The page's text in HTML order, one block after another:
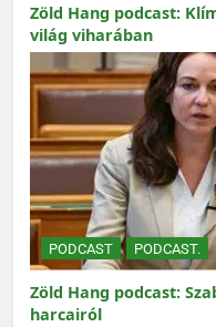
Zöld Hang podcast:
világ viharában
PODCAST PODCAST.
Zöld Hang podcast:
harcairól